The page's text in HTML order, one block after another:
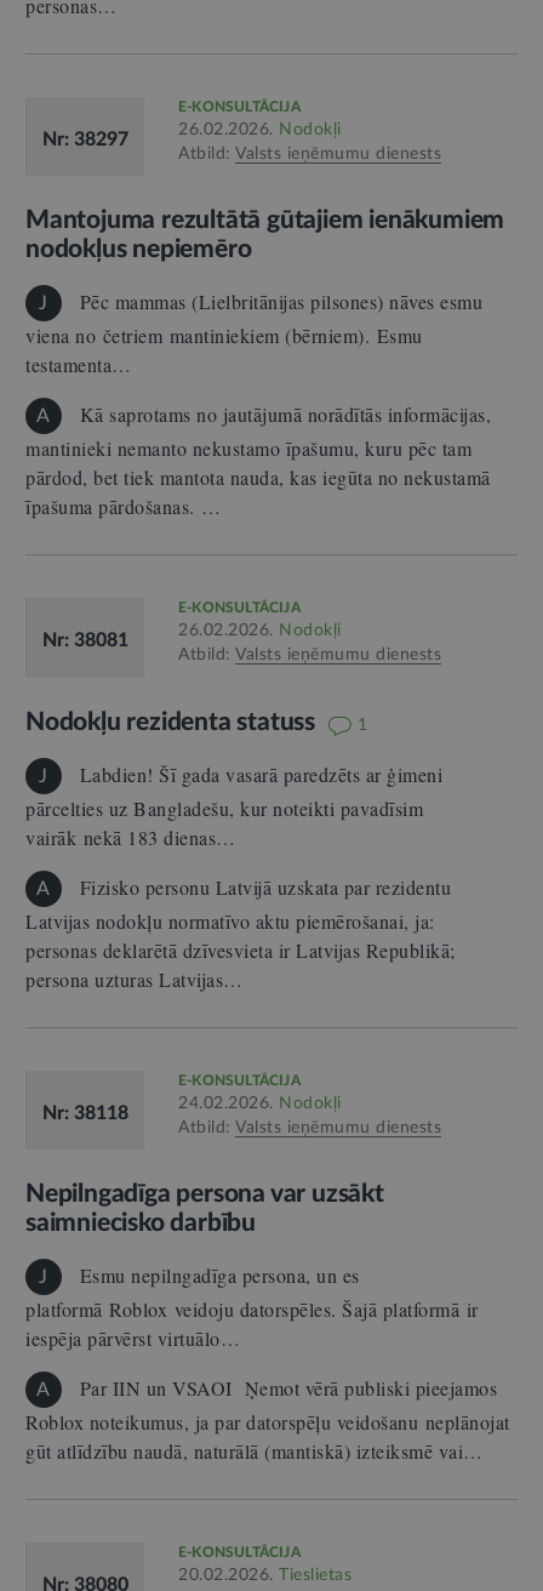
personas…
Nr: 38297
E-KONSULTĀCIJA
26.02.2026. Nodokļi
Atbild: Valsts ieņēmumu dienests
Mantojuma rezultātā gūtajiem ienākumiem
nodokļus nepiemēro
J
Pēc mammas (Lielbritānijas pilsones) nāves esmu
viena no četriem mantiniekiem (bērniem). Esmu
testamenta…
A
Kā saprotams no jautājumā norādītās informācijas,
mantinieki nemanto nekustamo īpašumu, kuru pēc tam
pārdod, bet tiek mantota nauda, kas iegūta no nekustamā
īpašuma pārdošanas. …
Nr: 38081
E-KONSULTĀCIJA
26.02.2026. Nodokļi
Atbild: Valsts ieņēmumu dienests
Nodokļu rezidenta statuss 1
J
Labdien! Šī gada vasarā paredzēts ar ģimeni
pārcelties uz Bangladešu, kur noteikti pavadīsim
vairāk nekā 183 dienas…
A
Fizisko personu Latvijā uzskata par rezidentu
Latvijas nodokļu normatīvo aktu piemērošanai, ja:
personas deklarētā dzīvesvieta ir Latvijas Republikā;
persona uzturas Latvijas…
Nr: 38118
E-KONSULTĀCIJA
24.02.2026. Nodokļi
Atbild: Valsts ieņēmumu dienests
Nepilngadīga persona var uzsākt
saimniecisko darbību
J
Esmu nepilngadīga persona, un es
platformā Roblox veidoju datorspēles. Šajā platformā ir
iespēja pārvērst virtuālo…
A
Par IIN un VSAOI Ņemot vērā publiski pieejamos
Roblox noteikumus, ja par datorspēļu veidošanu neplānojat
gūt atlīdzību naudā, naturālā (mantiskā) izteiksmē vai…
Nr: 38080
E-KONSULTĀCIJA
20.02.2026. Tieslietas